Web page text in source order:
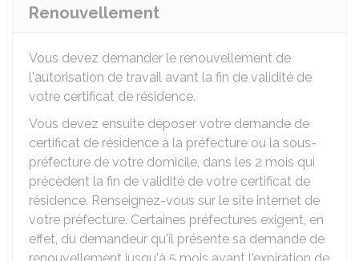
Renouvellement
Vous devez demander le renouvellement de
l'autorisation de travail avant la fin de validité de
votre certificat de résidence.
Vous devez ensuite déposer votre demande de
certificat de résidence à la préfecture ou la sous-
préfecture de votre domicile, dans les 2 mois qui
précèdent la fin de validité de votre certificat de
résidence. Renseignez-vous sur le site internet de
votre préfecture. Certaines préfectures exigent, en
effet, du demandeur qu'il présente sa demande de